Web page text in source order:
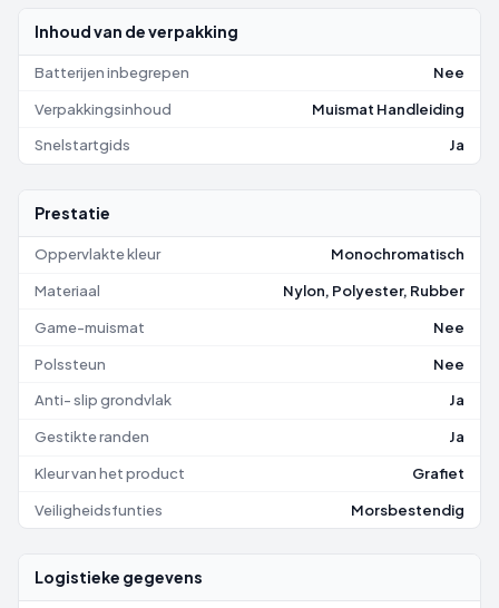
Inhoud van de verpakking
Batterijen inbegrepen Nee
Verpakkingsinhoud Muismat Handleiding
Snelstartgids Ja
Prestatie
Oppervlakte kleur Monochromatisch
Materiaal Nylon, Polyester, Rubber
Game-muismat Nee
Polssteun Nee
Anti- slip grondvlak Ja
Gestikte randen Ja
Kleur van het product Grafiet
Veiligheidsfunties Morsbestendig
Logistieke gegevens